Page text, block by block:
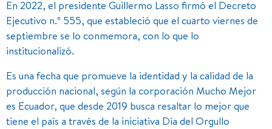
En 2022, el presidente Guillermo Lasso firmó el Decreto
Ejecutivo n.º 555, que estableció que el cuarto viernes de
septiembre se lo conmemora, con lo que lo
institucionalizó.
Es una fecha que promueve la identidad y la calidad de la
producción nacional, según la corporación Mucho Mejor
es Ecuador, que desde 2019 busca resaltar lo mejor que
tiene el país a través de la iniciativa Día del Orgullo